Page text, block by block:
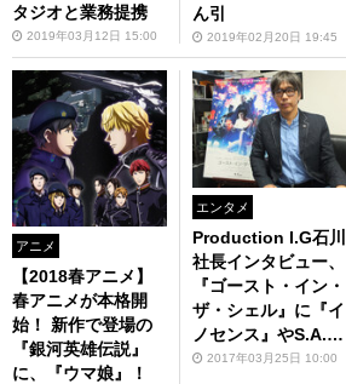
タジオと業務提携
2019年03月12日 15:00
ん引
2019年02月20日 19:45
アニメ
【2018春アニメ】
春アニメが本格開
始！ 新作で登場の
『銀河英雄伝説』
に、『ウマ娘』！
エンタメ
Production I.G石川
社長インタビュー、
『ゴースト・イン・
ザ・シェル』に『イ
ノセンス』やS.A.C
のニオイを感じた
2017年03月25日 10:00